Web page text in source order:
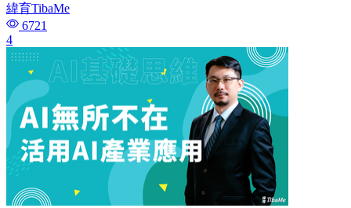
緯育TibaMe
6721
4